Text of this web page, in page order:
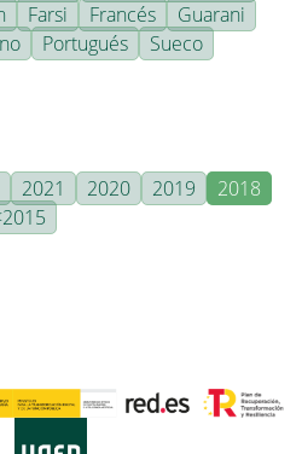
Farsi Francés
Guarani
Portugués
Sueco
2021 2020 2019
2018